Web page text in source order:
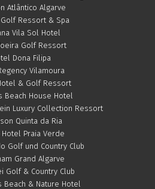
Atlântico Algarve
Ressort & Spa
Vila Sol Hotel
Golf Ressort
Dona Filipa
Vilamoura
& Golf Ressort
Beach House Hotel
Luxury Collection Ressort
Quinta da Ria
Hotel Praia Verde
Golf und Country Club
Grand Algarve
Golf & Country Club
Beach & Nature Hotel